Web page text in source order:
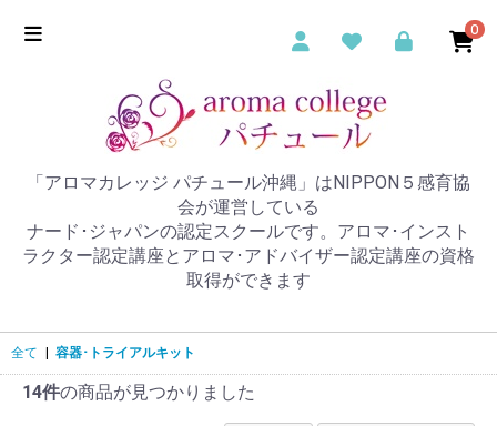
0
「アロマカレッジ パチュール沖縄」はNIPPON５感育協
会が運営している
ナード･ジャパンの認定スクールです。アロマ･インスト
ラクター認定講座とアロマ･アドバイザー認定講座の資格
取得ができます
全て 容器･トライアルキット
14件の商品が見つかりました